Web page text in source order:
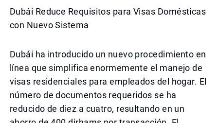
Dubái Reduce Requisitos para Visas Domésticas
con Nuevo Sistema
Dubái ha introducido un nuevo procedimiento en
línea que simplifica enormemente el manejo de
visas residenciales para empleados del hogar. El
número de documentos requeridos se ha
reducido de diez a cuatro, resultando en un